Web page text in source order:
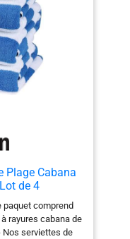
idéal pour les
le sauna, le plein
ou de gym. 🌈
où vous ne seriez
nous ferons un
de voyage
commune.
Plage Cabana
de 4
paquet comprend
rayures cabana de
Nos serviettes de